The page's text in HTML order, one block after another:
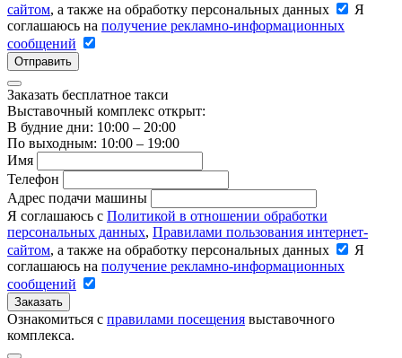
сайтом, а также на обработку персональных данных
Я
соглашаюсь на получение рекламно-информационных
сообщений
Отправить
Заказать бесплатное такси
Выставочный комплекс открыт:
В будние дни: 10:00 – 20:00
По выходным: 10:00 – 19:00
Имя
Телефон
Адрес подачи машины
Я соглашаюсь с Политикой в отношении обработки
персональных данных, Правилами пользования интернет-
сайтом, а также на обработку персональных данных
Я
соглашаюсь на получение рекламно-информационных
сообщений
Заказать
Ознакомиться с правилами посещения выставочного
комплекса.